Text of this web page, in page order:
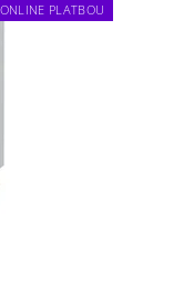
PLATBOU